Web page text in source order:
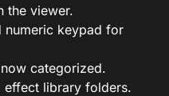
the viewer.
numeric keypad for
categorized.
effect library folders.